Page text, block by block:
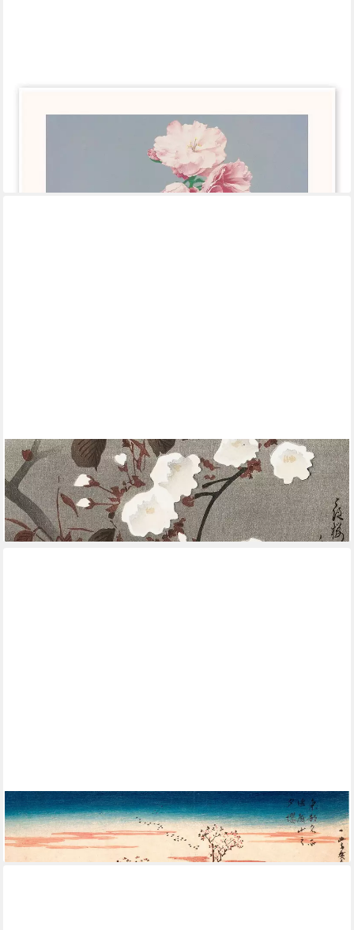
POSTERLOUNGE
Poster, Leinwandbild, Wandsticker oder Acrylglasbild
CLOSE UP
Poster Crow And Cherry Blossom Kunstdruck Ohara Koson 20 x
40 cm
13,49 €
lieferbar - in 2-3 Werktagen bei dir
Poster Hiroshige - Poster - Cherry Blossomat Gotengama
9,59 €
lieferbar - in 2-3 Werktagen bei dir